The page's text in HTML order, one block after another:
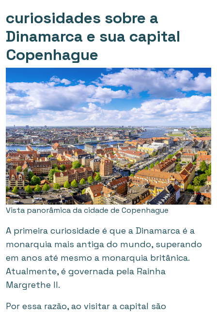
curiosidades sobre a
Dinamarca e sua capital
Copenhague
Vista panorâmica da cidade de Copenhague
A primeira curiosidade é que a Dinamarca é a
monarquia mais antiga do mundo, superando
em anos até mesmo a monarquia britânica.
Atualmente, é governada pela Rainha
Margrethe II.
Por essa razão, ao visitar a capital são